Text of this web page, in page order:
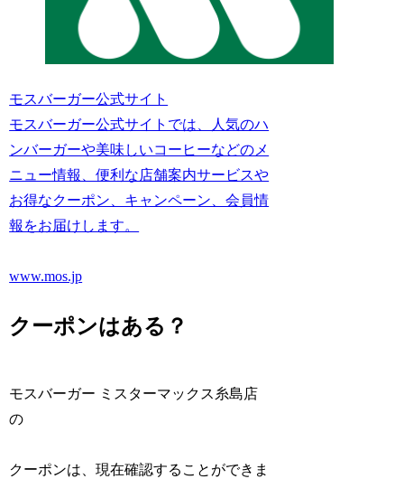
モスバーガー公式サイト
モスバーガー公式サイトでは、人気のハ
ンバーガーや美味しいコーヒーなどのメ
ニュー情報、便利な店舗案内サービスや
お得なクーポン、キャンペーン、会員情
報をお届けします。
www.mos.jp
クーポンはある？
モスバーガー ミスターマックス糸島店
の
クーポンは、現在確認することができま